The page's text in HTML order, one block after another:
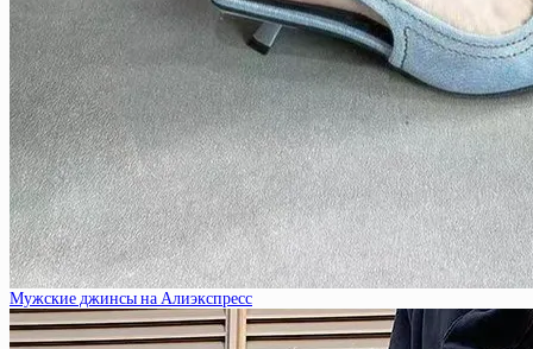
Мужские джинсы на Алиэкспресс